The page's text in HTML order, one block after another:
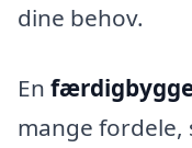
dine behov.
En
mange fordele,